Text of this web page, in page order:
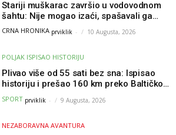
Stariji muškarac završio u vodovodnom
šahtu: Nije mogao izaći, spašavali ga
vatrogasci
CRNA HRONIKA prviklik - 10 Augusta, 2026
POLJAK ISPISAO HISTORIJU
Plivao više od 55 sati bez sna: Ispisao
historiju i prešao 160 km preko Baltičkog
mora – a podvig posvetio djeci oboljeloj
od raka
SPORT prviklik - 9 Augusta, 2026
NEZABORAVNA AVANTURA